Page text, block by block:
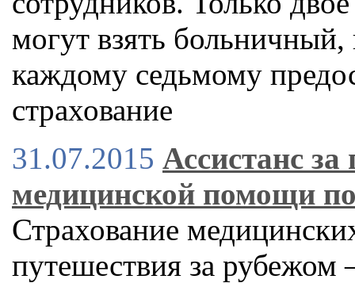
могут взять
каждому седьмому
страхование
31.07.2015 Ассистанс
медицинской помощи по
Страхование
путешествия за рубежом